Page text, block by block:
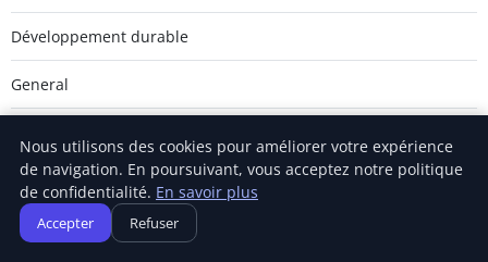
Développement durable
General
Économie circulaire
Énergie renouvelable
Nous utilisons des cookies pour améliorer votre expérience
de navigation. En poursuivant, vous acceptez notre politique
de confidentialité. En savoir plus
Accepter Refuser